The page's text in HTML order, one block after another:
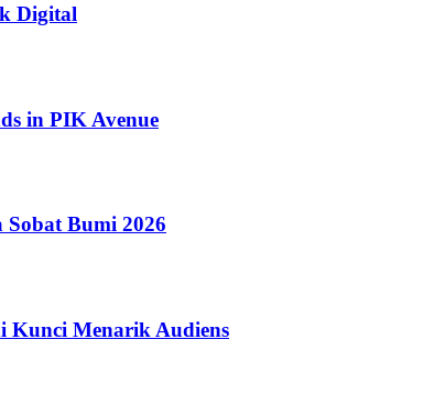
Digital
in PIK Avenue
Sobat Bumi 2026
Kunci Menarik Audiens